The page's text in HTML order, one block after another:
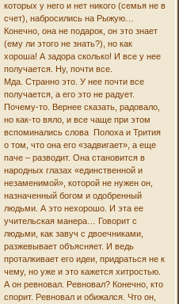
которых у него и нет никого (семья не в
счет), набросились на Рыжую…
Конечно, она не подарок, он это знает
(ему ли этого не знать?), но как
хороша! А задора сколько! И все у нее
получается. Ну, почти все.
Мда. Странно это. У нее почти все
получается, а его это не радует.
Почему-то. Вернее сказать, радовало,
но как-то вяло, и все чаще при этом
вспоминались слова Полоха и Трития
о том, что она его «задвигает», а еще
паче – разводит. Она становится в
народных глазах «единственной и
незаменимой», которой не нужен он,
назначенный богом и одобренный
людьми. А это нехорошо. И эта ее
учительская манера… Говорит с
людьми, как завуч с двоечниками,
разжевывает объясняет. И ведь
проталкивает его идеи, придраться не к
чему, но уже и это кажется хитростью.
А он ревновал. Ревновал? Конечно, кто
спорит. Ревновал и обижался. Что он,